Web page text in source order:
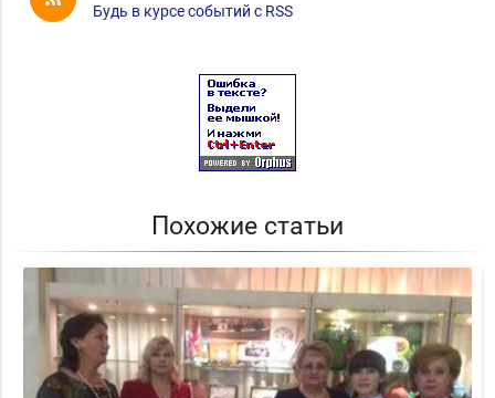
Будь в курсе событий с RSS
Похожие статьи